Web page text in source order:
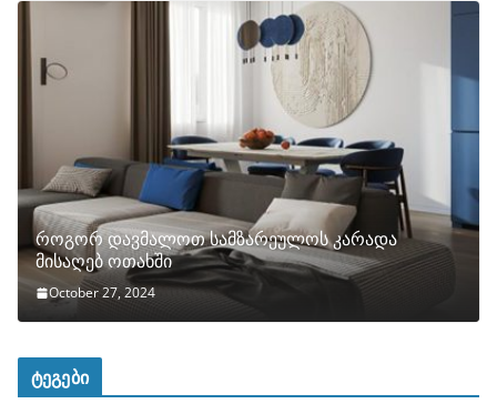
როგორ დავმალოთ სამზარეულოს კარადა
მისაღებ ოთახში
October 27, 2024
ტეგები